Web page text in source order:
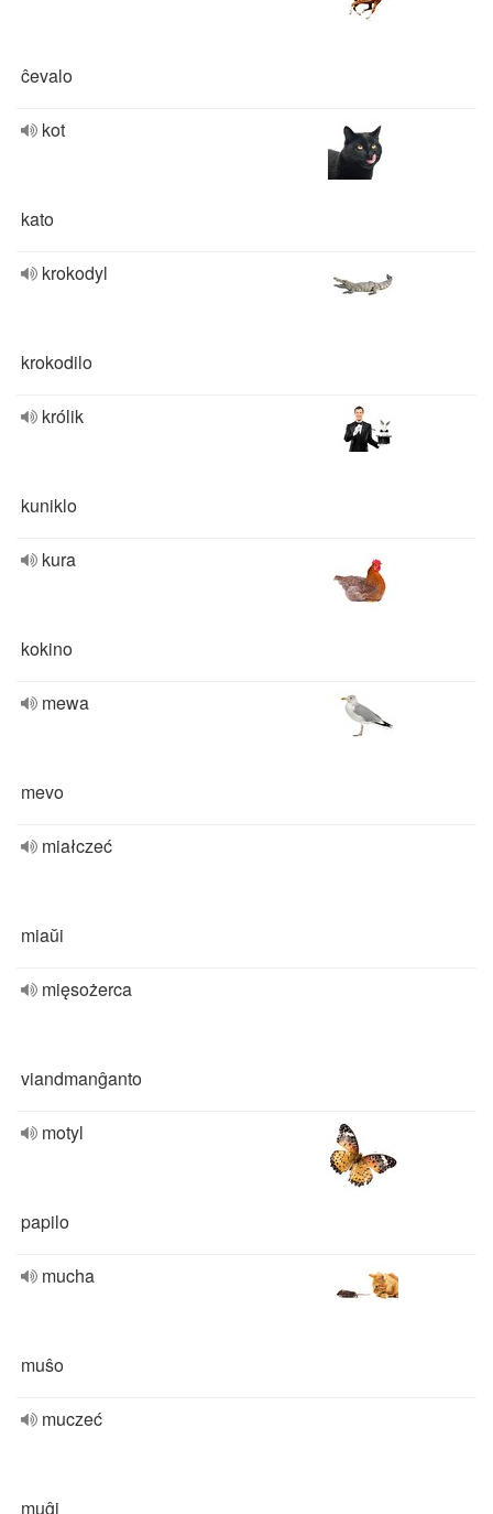
ĉevalo
kot
kato
krokodyl
krokodilo
królik
kuniklo
kura
kokino
mewa
mevo
miałczeć
miaŭi
mięsożerca
viandmanĝanto
motyl
papilo
mucha
muŝo
muczeć
muĝi